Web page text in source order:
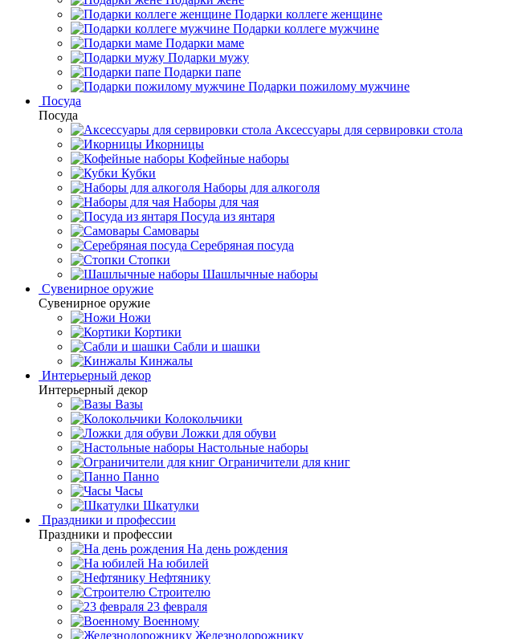
Подарки коллеге женщине
Подарки коллеге мужчине
Подарки маме
Подарки мужу
Подарки папе
Подарки пожилому мужчине
Посуда
Посуда
Аксессуары для сервировки стола
Икорницы
Кофейные наборы
Кубки
Наборы для алкоголя
Наборы для чая
Посуда из янтаря
Самовары
Серебряная посуда
Стопки
Шашлычные наборы
Сувенирное оружие
Сувенирное оружие
Ножи
Кортики
Сабли и шашки
Кинжалы
Интерьерный декор
Интерьерный декор
Вазы
Колокольчики
Ложки для обуви
Настольные наборы
Ограничители для книг
Панно
Часы
Шкатулки
Праздники и профессии
Праздники и профессии
На день рождения
На юбилей
Нефтянику
Строителю
23 февраля
Военному
Железнодорожнику